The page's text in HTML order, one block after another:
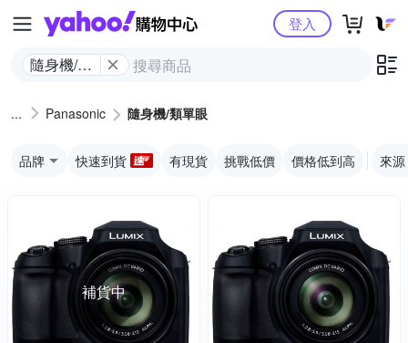
Yahoo購物中心
隨身機/類
登入
Panasonic 隨身機/類單眼
品牌 快速到貨 有現貨 挑戰低價 價格低到高 來源
補貨中